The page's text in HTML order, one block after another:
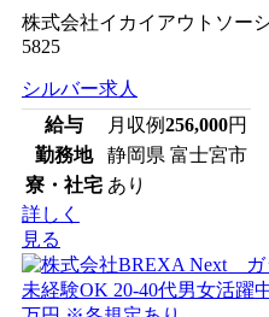
株式会社イカイアウトソー
5825
シルバー求人
給与
月収例256,000円
勤務地
静岡県 富士宮市
寮・社宅 あり
詳しく
見る